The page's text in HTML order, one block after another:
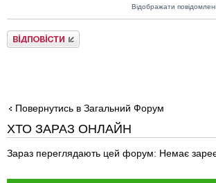
Відображати
Відповісти
Повернутись в Загальний Форум
ХТО ЗАРАЗ ОНЛАЙН
Зараз переглядають цей форум: Немає